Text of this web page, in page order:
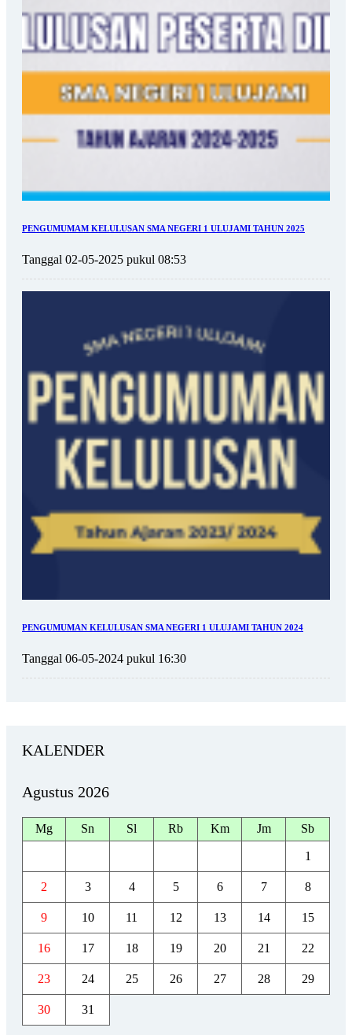
PENGUMUMAM KELULUSAN SMA NEGERI 1 ULUJAMI TAHUN 2025
Tanggal 02-05-2025 pukul 08:53
PENGUMUMAN KELULUSAN SMA NEGERI 1 ULUJAMI TAHUN 2024
Tanggal 06-05-2024 pukul 16:30
KALENDER
Agustus 2026
Mg Sn Sl Rb Km Jm Sb
1
2 3 4 5 6 7 8
9 10 11 12 13 14 15
16 17 18 19 20 21 22
23 24 25 26 27 28 29
30 31